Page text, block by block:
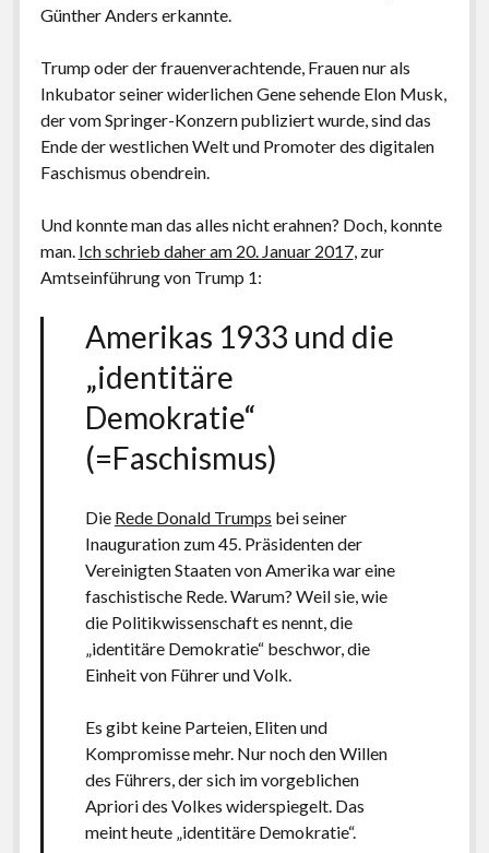
Günther Anders erkannte.
Trump oder der frauenverachtende, Frauen nur als
Inkubator seiner widerlichen Gene sehende Elon Musk,
der vom Springer-Konzern publiziert wurde, sind das
Ende der westlichen Welt und Promoter des digitalen
Faschismus obendrein.
Und konnte man das alles nicht erahnen? Doch, konnte
man. Ich schrieb daher am 20. Januar 2017, zur
Amtseinführung von Trump 1:
Amerikas 1933 und die
„identitäre
Demokratie“
(=Faschismus)
Die Rede Donald Trumps bei seiner
Inauguration zum 45. Präsidenten der
Vereinigten Staaten von Amerika war eine
faschistische Rede. Warum? Weil sie, wie
die Politikwissenschaft es nennt, die
„identitäre Demokratie“ beschwor, die
Einheit von Führer und Volk.
Es gibt keine Parteien, Eliten und
Kompromisse mehr. Nur noch den Willen
des Führers, der sich im vorgeblichen
Apriori des Volkes widerspiegelt. Das
meint heute „identitäre Demokratie“.